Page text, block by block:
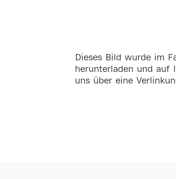
Dieses Bild wurde im
herunterladen und auf
uns über eine